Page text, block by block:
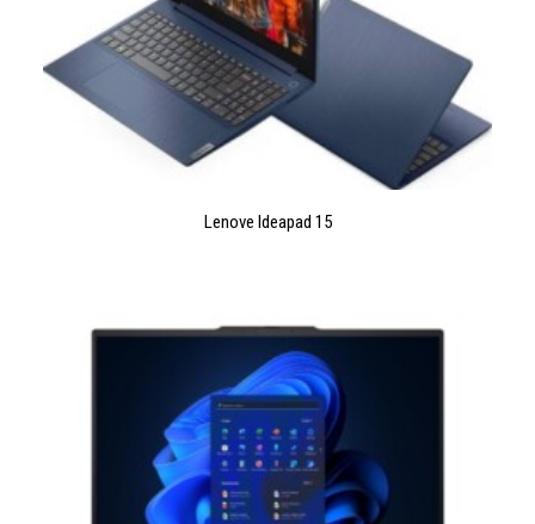
LIRE LA SUITE
Lenove Ideapad 15